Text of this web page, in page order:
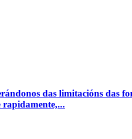
das limitacións das